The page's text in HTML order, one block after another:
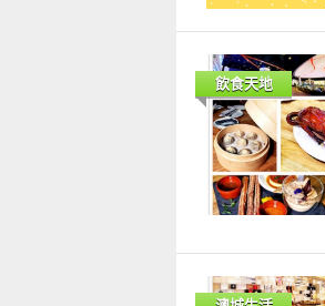
飲食天地